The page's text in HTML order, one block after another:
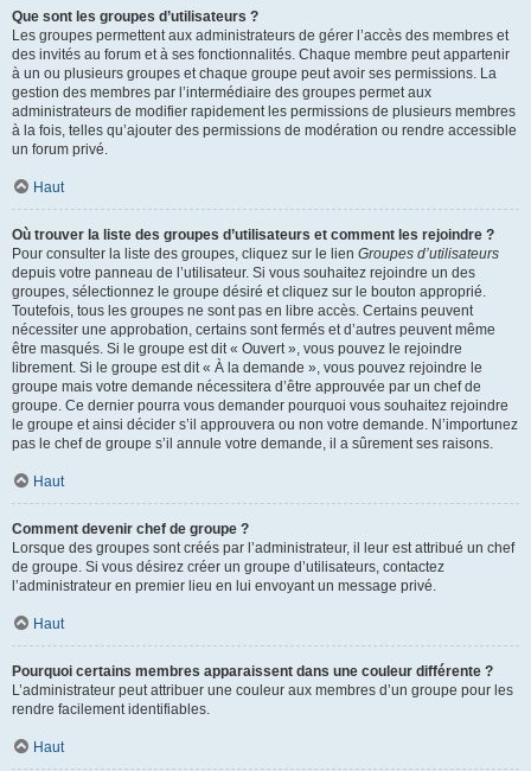
Que sont les groupes d’utilisateurs ?
Les groupes permettent aux administrateurs de gérer l’accès des membres et
des invités au forum et à ses fonctionnalités. Chaque membre peut appartenir
à un ou plusieurs groupes et chaque groupe peut avoir ses permissions. La
gestion des membres par l’intermédiaire des groupes permet aux
administrateurs de modifier rapidement les permissions de plusieurs membres
à la fois, telles qu’ajouter des permissions de modération ou rendre accessible
un forum privé.
Haut
Où trouver la liste des groupes d’utilisateurs et comment les rejoindre ?
Pour consulter la liste des groupes, cliquez sur le lien Groupes d’utilisateurs
depuis votre panneau de l’utilisateur. Si vous souhaitez rejoindre un des
groupes, sélectionnez le groupe désiré et cliquez sur le bouton approprié.
Toutefois, tous les groupes ne sont pas en libre accès. Certains peuvent
nécessiter une approbation, certains sont fermés et d’autres peuvent même
être masqués. Si le groupe est dit « Ouvert », vous pouvez le rejoindre
librement. Si le groupe est dit « À la demande », vous pouvez rejoindre le
groupe mais votre demande nécessitera d’être approuvée par un chef de
groupe. Ce dernier pourra vous demander pourquoi vous souhaitez rejoindre
le groupe et ainsi décider s’il approuvera ou non votre demande. N’importunez
pas le chef de groupe s’il annule votre demande, il a sûrement ses raisons.
Haut
Comment devenir chef de groupe ?
Lorsque des groupes sont créés par l’administrateur, il leur est attribué un chef
de groupe. Si vous désirez créer un groupe d’utilisateurs, contactez
l’administrateur en premier lieu en lui envoyant un message privé.
Haut
Pourquoi certains membres apparaissent dans une couleur différente ?
L’administrateur peut attribuer une couleur aux membres d’un groupe pour les
rendre facilement identifiables.
Haut